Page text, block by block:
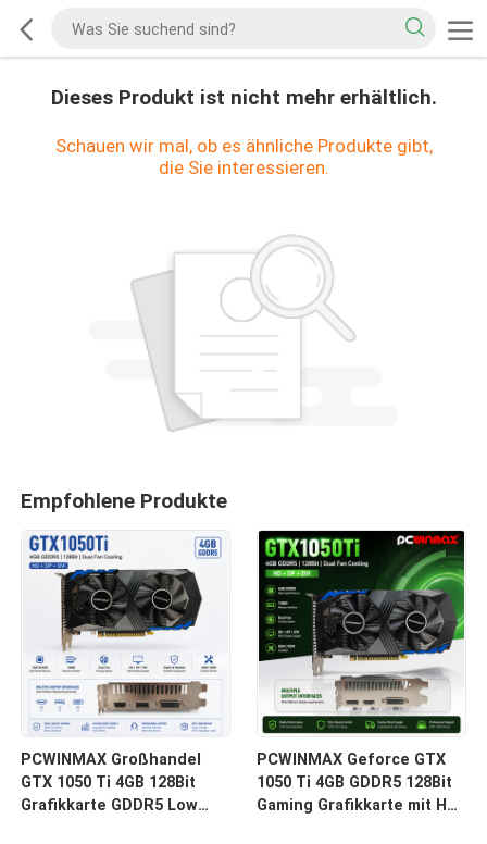
Dieses Produkt ist nicht mehr erhältlich.
Schauen wir mal, ob es ähnliche Produkte gibt,
die Sie interessieren.
Empfohlene Produkte
PCWINMAX Großhandel
GTX 1050 Ti 4GB 128Bit
Grafikkarte GDDR5 Low
PCWINMAX Geforce GTX
1050 Ti 4GB GDDR5 128Bit
Gaming Grafikkarte mit HD-